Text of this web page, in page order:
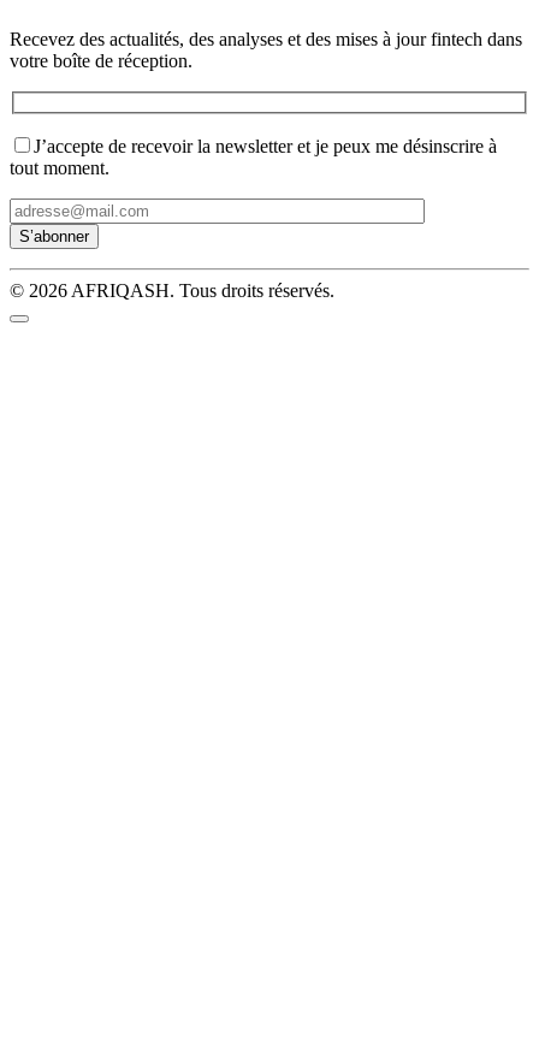
Recevez des actualités, des analyses et des mises à jour fintech dans
votre boîte de réception.
J’accepte de recevoir la newsletter et je peux me désinscrire à
tout moment.
© 2026 AFRIQASH. Tous droits réservés.